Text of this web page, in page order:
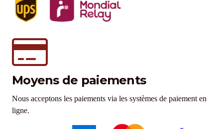
Moyens de paiements
Nous acceptons les paiements via les systèmes de paiement en
ligne.